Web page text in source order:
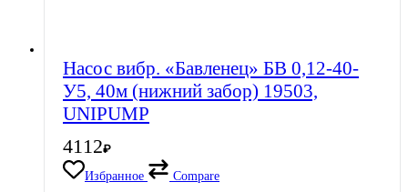
Насос вибр. «Бавленец» БВ 0,12-40-
У5, 40м (нижний забор) 19503,
UNIPUMP
4112₽
Избранное
Compare